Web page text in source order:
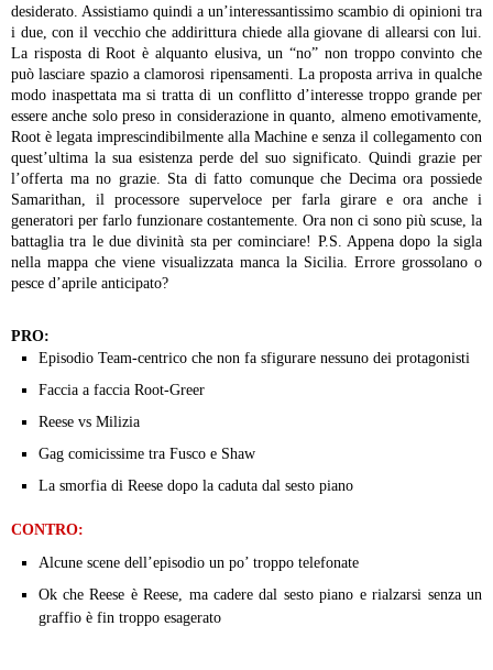
desiderato. Assistiamo quindi a un’interessantissimo scambio di opinioni tra
i due, con il vecchio che addirittura chiede alla giovane di allearsi con lui.
La risposta di Root è alquanto elusiva, un “no” non troppo convinto che
può lasciare spazio a clamorosi ripensamenti. La proposta arriva in qualche
modo inaspettata ma si tratta di un conflitto d’interesse troppo grande per
essere anche solo preso in considerazione in quanto, almeno emotivamente,
Root è legata imprescindibilmente alla Machine e senza il collegamento con
quest’ultima la sua esistenza perde del suo significato. Quindi grazie per
l’offerta ma no grazie.
Sta di fatto comunque che Decima ora possiede
Samarithan, il processore superveloce per farla girare e ora anche i
generatori per farlo funzionare costantemente. Ora non ci sono più scuse, la
battaglia tra le due divinità sta per cominciare! P.S. Appena dopo la sigla
nella mappa che viene visualizzata manca la Sicilia. Errore grossolano o
pesce d’aprile anticipato?
PRO:
Episodio Team-centrico che non fa sfigurare nessuno dei protagonisti
Faccia a faccia Root-Greer
Reese vs Milizia
Gag comicissime tra Fusco e Shaw
La smorfia di Reese dopo la caduta dal sesto piano
CONTRO:
Alcune scene dell’episodio un po’ troppo telefonate
Ok che Reese è Reese, ma cadere dal sesto piano e rialzarsi senza un
graffio è fin troppo esagerato